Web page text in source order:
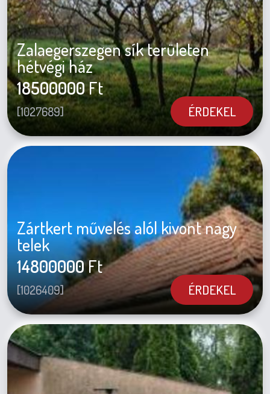
Zalaegerszegen sík területen
hétvégi ház
18500000Ft
[1027689] ÉRDEKEL
Zártkert művelés alól kivont nagy
telek
14800000Ft
[1026409] ÉRDEKEL